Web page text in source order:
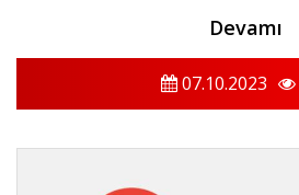
Devamı
07.10.2023